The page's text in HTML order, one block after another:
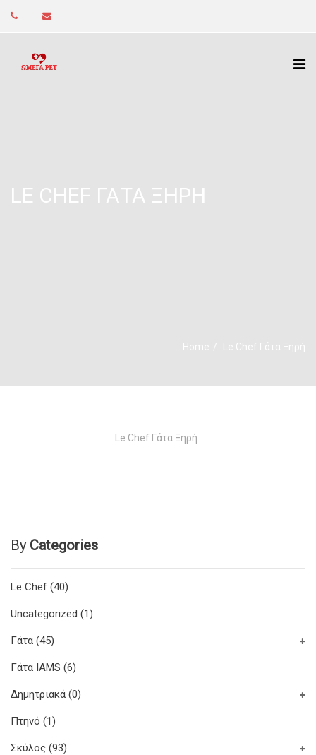
LE CHEF ΓΆΤΑ ΞΗΡΉ
Home Le Chef Γάτα Ξηρή
Le Chef Γάτα Ξηρή
By Categories
Le Chef (40)
Uncategorized (1)
Γάτα (45)
Γάτα IAMS (6)
Δημητριακά (0)
Πτηνό (1)
Σκύλος (93)